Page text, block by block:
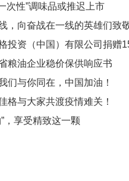
次性”调味品或推迟上市
，向奋战在一线的英雄们致
投资（中国）有限公司捐赠
粮油企业稳价保供响应书
们与你同在，中国加油！
格与大家共渡疫情难关！
，享受精致这一颗